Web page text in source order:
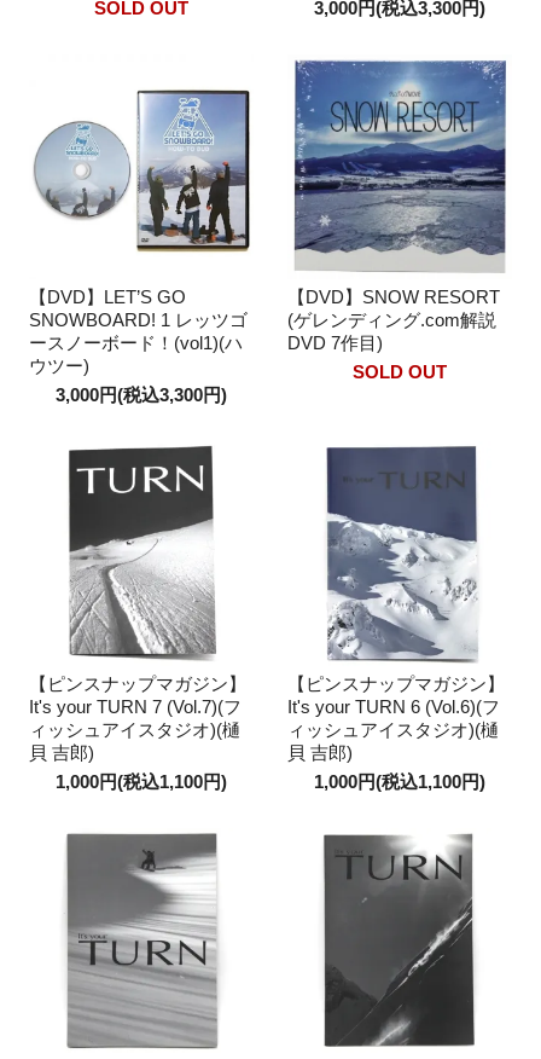
SOLD OUT 3,000円(税込3,300円)
【DVD】LET’S GO
SNOWBOARD! 1 レッツゴ
ースノーボード！(vol1)(ハ
ウツー)
3,000円(税込3,300円)
【DVD】SNOW RESORT
(ゲレンディング.com解説
DVD 7作目)
SOLD OUT
【ピンスナップマガジン】
It's your TURN 7 (Vol.7)(フ
ィッシュアイスタジオ)(樋
貝 吉郎)
1,000円(税込1,100円)
【ピンスナップマガジン】
It's your TURN 6 (Vol.6)(フ
ィッシュアイスタジオ)(樋
貝 吉郎)
1,000円(税込1,100円)